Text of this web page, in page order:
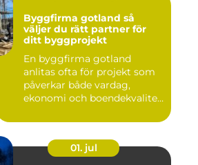
Byggfirma gotland så
väljer du rätt partner för
ditt byggprojekt
En byggfirma gotland
anlitas ofta för projekt som
påverkar både vardag,
ekonomi och boendekvalitet
01. jul